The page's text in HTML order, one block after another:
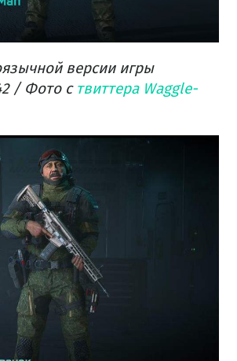
версии игры
/ Фото с твиттера Waggle-